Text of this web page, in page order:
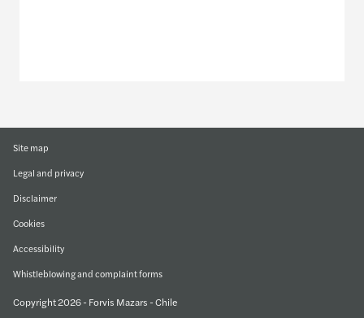
Site map
Legal and privacy
Disclaimer
Cookies
Accessibility
Whistleblowing and complaint forms
Copyright 2026 - Forvis Mazars - Chile